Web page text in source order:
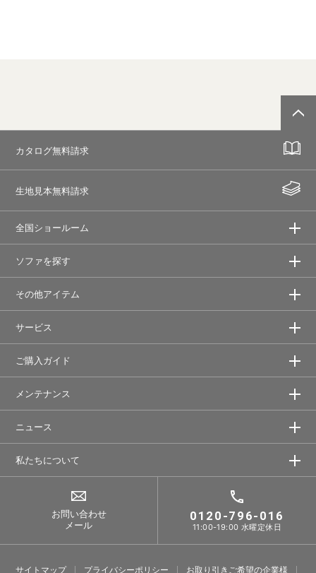
カタログ無料請求
生地見本無料請求
全国ショールーム
ソファを探す
その他アイテム
サービス
ご購入ガイド
メンテナンス
ニュース
私たちについて
お問い合わせ
メール
0120-796-016
11:00-19:00 水曜定休日
サイトマップ プライバシーポリシー お取り引きご希望の企業様